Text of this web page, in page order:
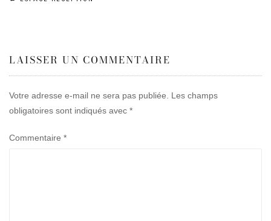
Navigation
l’article
LAISSER UN COMMENTAIRE
Votre adresse e-mail ne sera pas publiée.
Les champs
obligatoires sont indiqués avec *
Commentaire *